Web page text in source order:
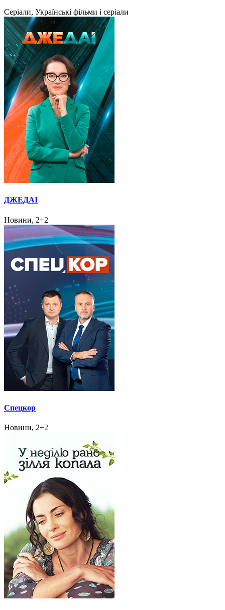
Серіали, Українські фільми і серіали
ДЖЕДАІ
Новини, 2+2
Спецкор
Новини, 2+2